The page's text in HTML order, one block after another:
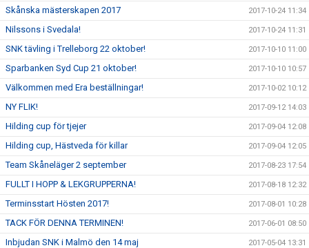
Skånska mästerskapen 2017 2017-10-24 11:34
Nilssons i Svedala! 2017-10-24 11:31
SNK tävling i Trelleborg 22 oktober! 2017-10-10 11:00
Sparbanken Syd Cup 21 oktober! 2017-10-10 10:57
Välkommen med Era beställningar! 2017-10-02 10:12
NY FLIK! 2017-09-12 14:03
Hilding cup för tjejer 2017-09-04 12:08
Hilding cup, Hästveda för killar 2017-09-04 12:05
Team Skåneläger 2 september 2017-08-23 17:54
FULLT I HOPP & LEKGRUPPERNA! 2017-08-18 12:32
Terminsstart Hösten 2017! 2017-08-01 10:28
TACK FÖR DENNA TERMINEN! 2017-06-01 08:50
Inbjudan SNK i Malmö den 14 maj 2017-05-04 13:31